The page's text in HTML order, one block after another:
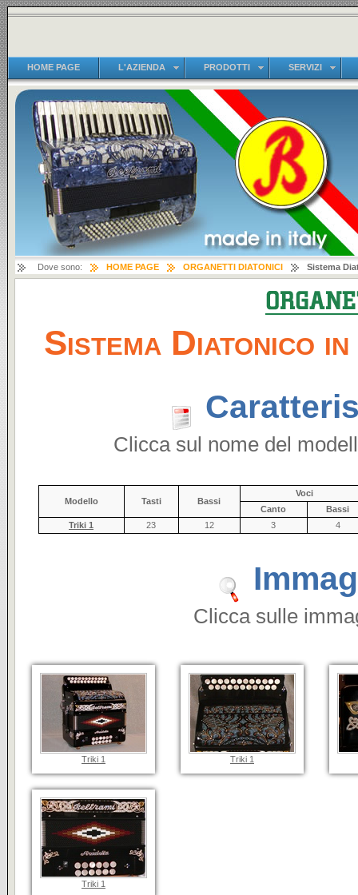
HOME PAGE L'AZIENDA PRODOTTI SERVIZI
Dove sono: HOME PAGE ORGANETTI DIATONICI Sistema
Sistema Diatonico
Clicca sul nome del
Modello Tasti Bassi
Voci
Canto
Bassi
Triki 1
23 12 3 4
Clicca sulle
Triki 1 Triki 1
Triki 1